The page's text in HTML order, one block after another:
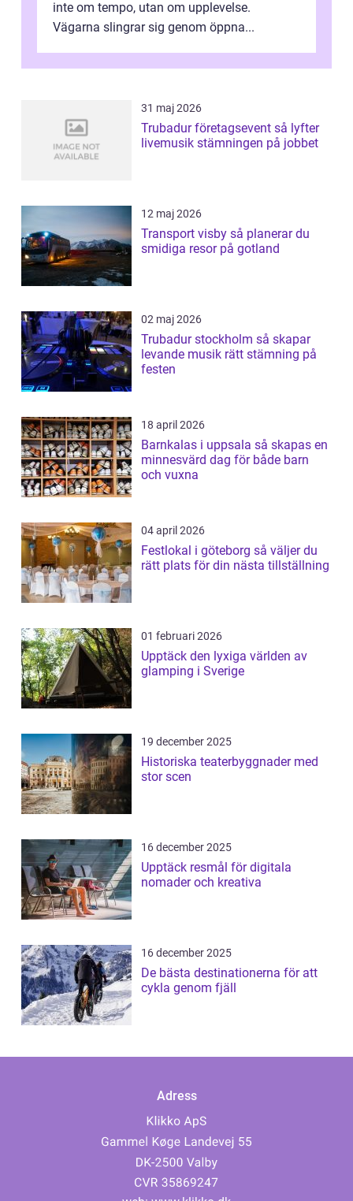
inte om tempo, utan om upplevelse.
Vägarna slingrar sig genom öppna...
31 maj 2026
Trubadur företagsevent så lyfter
livemusik stämningen på jobbet
12 maj 2026
Transport visby så planerar du
smidiga resor på gotland
02 maj 2026
Trubadur stockholm så skapar
levande musik rätt stämning på
festen
18 april 2026
Barnkalas i uppsala så skapas en
minnesvärd dag för både barn
och vuxna
04 april 2026
Festlokal i göteborg så väljer du
rätt plats för din nästa tillställning
01 februari 2026
Upptäck den lyxiga världen av
glamping i Sverige
19 december 2025
Historiska teaterbyggnader med
stor scen
16 december 2025
Upptäck resmål för digitala
nomader och kreativa
16 december 2025
De bästa destinationerna för att
cykla genom fjäll
Adress